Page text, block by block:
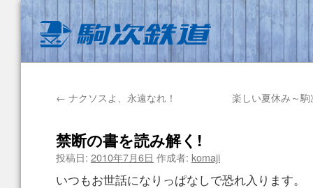
← ナクソスよ、永遠なれ！ 楽しい夏休み～
禁断の書を読み解く!
投稿日: 2010年7月6日 作成者: komaji
いつもお世話になりっぱなしで恐れ入ります。